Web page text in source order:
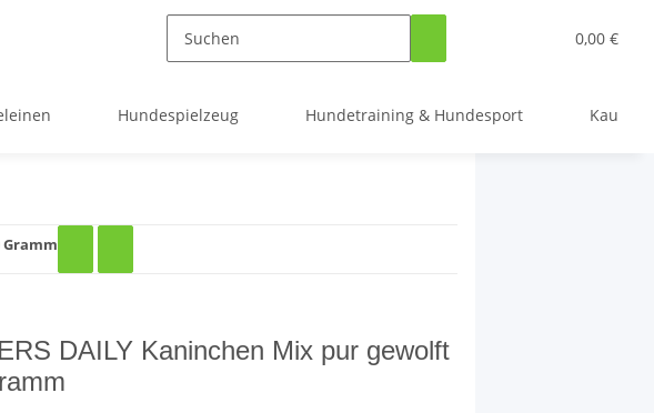
0,00 €
Hundespielzeug Hundetraining & Hundesport
Gramm
DAILY Kaninchen Mix pur gewolft